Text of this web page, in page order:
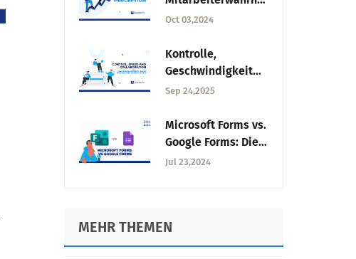
hmung beim
Wandel
Oct 03,2024
Kontrolle,
Geschwindigkeit
und
Wie moderne
Forschungsteams
intelligentere und
Umfragen erstellen
Sep 24,2025
Microsoft Forms vs.
Google Forms: Die
richtige Lösung
Jul 23,2024
MEHR THEMEN